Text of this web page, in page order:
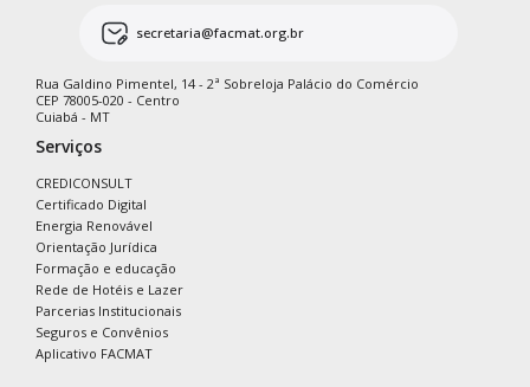
secretaria@facmat.org.br
Rua Galdino Pimentel, 14 - 2ª Sobreloja Palácio do Comércio
CEP 78005-020 - Centro
Cuiabá - MT
Serviços
CREDICONSULT
Certificado Digital
Energia Renovável
Orientação Jurídica
Formação e educação
Rede de Hotéis e Lazer
Parcerias Institucionais
Seguros e Convênios
Aplicativo FACMAT